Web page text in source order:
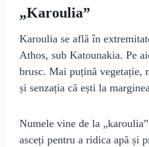
„Karoulia”
Karoulia se află în
Athos, sub Katounakia. Pe
brusc. Mai puțină vegetație,
și senzația că ești la
Numele vine de la
asceți pentru a ridica apă și